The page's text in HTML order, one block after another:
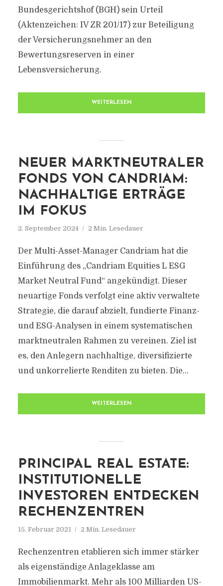
Bundesgerichtshof (BGH) sein Urteil
(Aktenzeichen: IV ZR 201/17) zur Beteiligung
der Versicherungsnehmer an den
Bewertungsreserven in einer
Lebensversicherung.
WEITERLESEN
NEUER MARKTNEUTRALER
FONDS VON CANDRIAM:
NACHHALTIGE ERTRÄGE
IM FOKUS
2. September 2024 2 Min. Lesedauer
Der Multi-Asset-Manager Candriam hat die
Einführung des „Candriam Equities L ESG
Market Neutral Fund“ angekündigt. Dieser
neuartige Fonds verfolgt eine aktiv verwaltete
Strategie, die darauf abzielt, fundierte Finanz-
und ESG-Analysen in einem systematischen
marktneutralen Rahmen zu vereinen. Ziel ist
es, den Anlegern nachhaltige, diversifizierte
und unkorrelierte Renditen zu bieten. Die...
WEITERLESEN
PRINCIPAL REAL ESTATE:
INSTITUTIONELLE
INVESTOREN ENTDECKEN
RECHENZENTREN
15. Februar 2021 2 Min. Lesedauer
Rechenzentren etablieren sich immer stärker
als eigenständige Anlageklasse am
Immobilienmarkt. Mehr als 100 Milliarden US-